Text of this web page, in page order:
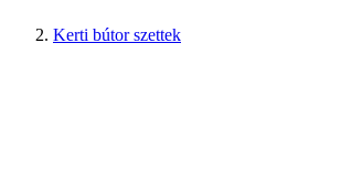
Kerti bútor szettek